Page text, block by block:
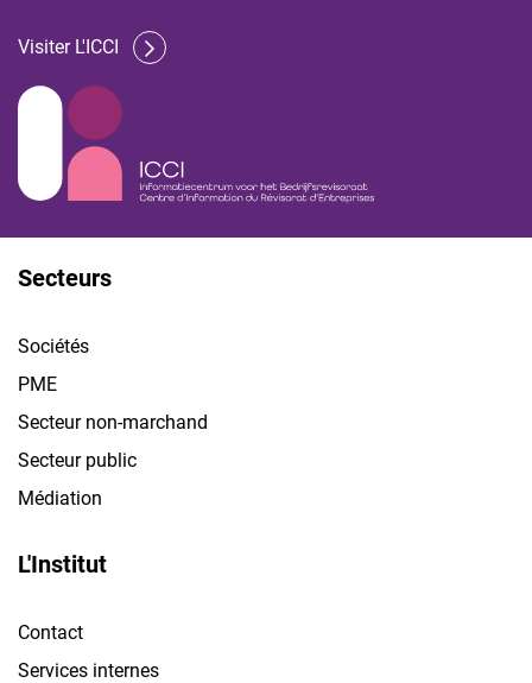
Visiter L'ICCI
Secteurs
Sociétés
PME
Secteur non-marchand
Secteur public
Médiation
L'Institut
Contact
Services internes